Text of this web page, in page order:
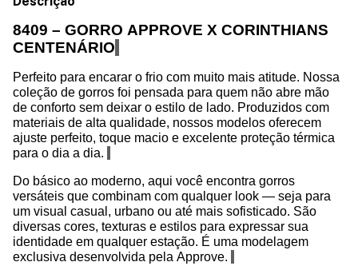
8409 – GORRO APPROVE X CORINTHIANS
CENTENÁRIO
Perfeito para encarar o frio com muito mais atitude. Nossa
coleção de gorros foi pensada para quem não abre mão
de conforto sem deixar o estilo de lado. Produzidos com
materiais de alta qualidade, nossos modelos oferecem
ajuste perfeito, toque macio e excelente proteção térmica
para o dia a dia.
Do básico ao moderno, aqui você encontra gorros
versáteis que combinam com qualquer look — seja para
um visual casual, urbano ou até mais sofisticado. São
diversas cores, texturas e estilos para expressar sua
identidade em qualquer estação. É uma modelagem
exclusiva desenvolvida pela Approve.